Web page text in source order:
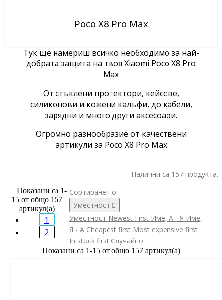
Poco X8 Pro Max
Тук ще намериш всичко необходимо за най-
добрата защита на твоя Xiaomi Poco X8 Pro
Max
От стъклени протектори, кейсове,
силиконови и кожени калъфи, до кабели,
зарядни и много други аксесоари.
Огромно разнообразие от качествени
артикули за Poco X8 Pro Max
Налични са 157 продукта.
Сортиране по:
Уместност 
Уместност Newest First Име, А - Я Име,
Я - А Cheapest first Most expensive first
In stock first Случайно
Показани са 1-15 от общо 157 артикул(а)
Показани са 1-
15 от общо 157
артикул(а)
1
2